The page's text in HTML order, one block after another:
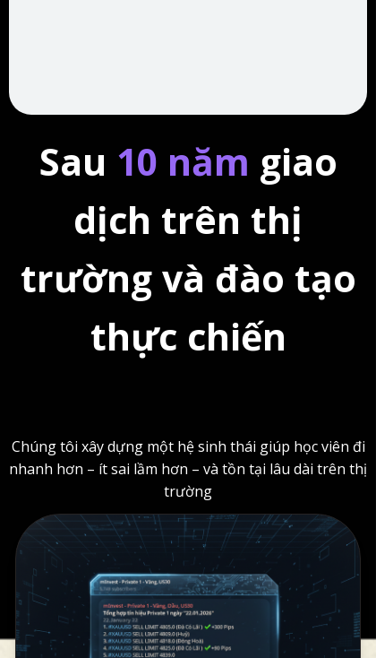
Sau 10 năm giao
dịch trên thị
trường và đào tạo
thực chiến
Chúng tôi xây dựng một hệ sinh thái giúp học viên đi
nhanh hơn – ít sai lầm hơn – và tồn tại lâu dài trên thị
trường